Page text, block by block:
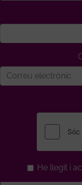
He llegit i